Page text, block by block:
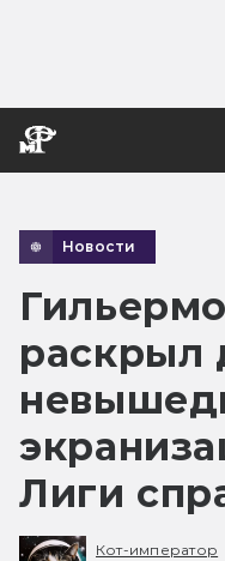
Новости
раскрыл
Лиги
Кот-император